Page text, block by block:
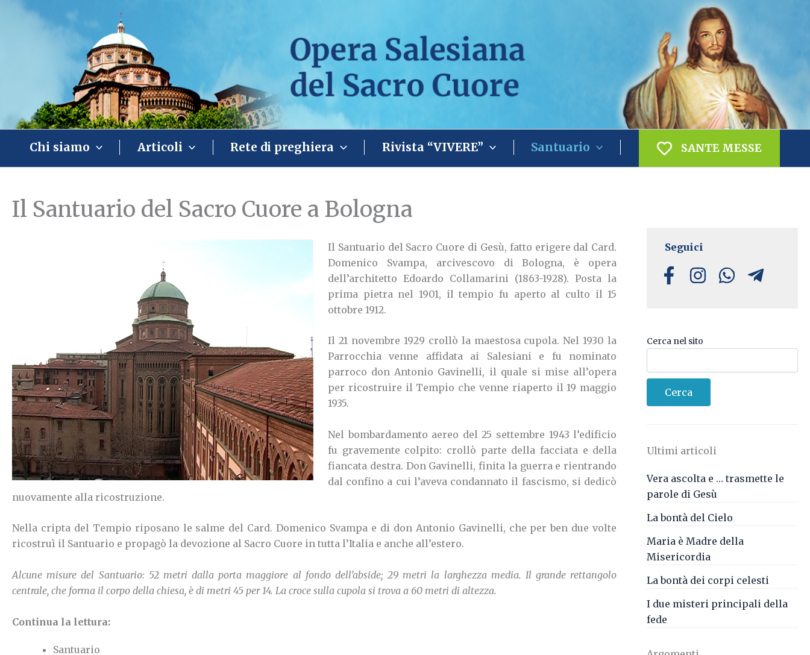
Chi siamo Articoli Rete di preghiera Rivista “VIVERE” Santuario SANTE MESSE
Il Santuario del Sacro Cuore a Bologna
Il Santuario del Sacro Cuore di Gesù, fatto erigere dal Card.
Domenico Svampa, arcivescovo di Bologna, è opera
dell’architetto Edoardo Collamarini (1863-1928). Posta la
prima pietra nel 1901, il tempio fu aperto al culto il 15
ottobre 1912.
Il 21 novembre 1929 crollò la maestosa cupola. Nel 1930 la
Parrocchia venne affidata ai Salesiani e fu nominato
parroco don Antonio Gavinelli, il quale si mise all’opera
per ricostruire il Tempio che venne riaperto il 19 maggio
1935.
Nel bombardamento aereo del 25 settembre 1943 l’edificio
fu gravemente colpito: crollò parte della facciata e della
fiancata destra. Don Gavinelli, finita la guerra e rientrando
dal confino a cui l’aveva condannato il fascismo, si dedicò
nuovamente alla ricostruzione.
Nella cripta del Tempio riposano le salme del Card. Domenico Svampa e di don Antonio Gavinelli, che per ben due volte
ricostruì il Santuario e propagò la devozione al Sacro Cuore in tutta l’Italia e anche all’estero.
Alcune misure del Santuario: 52 metri dalla porta maggiore al fondo dell’abside; 29 metri la larghezza media. Il grande rettangolo
centrale, che forma il corpo della chiesa, è di metri 45 per 14. La croce sulla cupola si trova a 60 metri di altezza.
Continua la lettura:
Santuario
Seguici
Cerca nel sito
Cerca
Ultimi articoli
Vera ascolta e … trasmette le
parole di Gesù
La bontà del Cielo
Maria è Madre della
Misericordia
La bontà dei corpi celesti
I due misteri principali della
fede